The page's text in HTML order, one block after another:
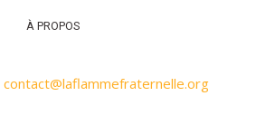
À PROPOS
contact@laflammefraternelle.org